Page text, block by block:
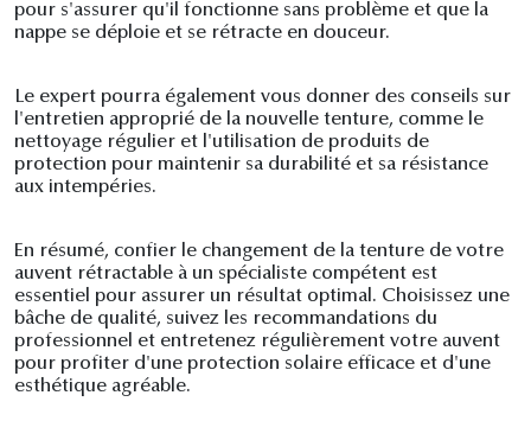
pour s'assurer qu'il fonctionne sans problème et que la
nappe se déploie et se rétracte en douceur.
Le expert pourra également vous donner des conseils sur
l'entretien approprié de la nouvelle tenture, comme le
nettoyage régulier et l'utilisation de produits de
protection pour maintenir sa durabilité et sa résistance
aux intempéries.
En résumé, confier le changement de la tenture de votre
auvent rétractable à un spécialiste compétent est
essentiel pour assurer un résultat optimal. Choisissez une
bâche de qualité, suivez les recommandations du
professionnel et entretenez régulièrement votre auvent
pour profiter d'une protection solaire efficace et d'une
esthétique agréable.